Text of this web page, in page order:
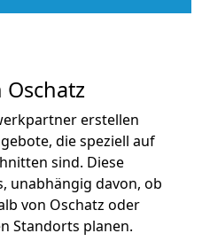
erstellen
die speziell auf
sind. Diese
unabhängig davon, ob
von Oschatz oder
Standorts planen.